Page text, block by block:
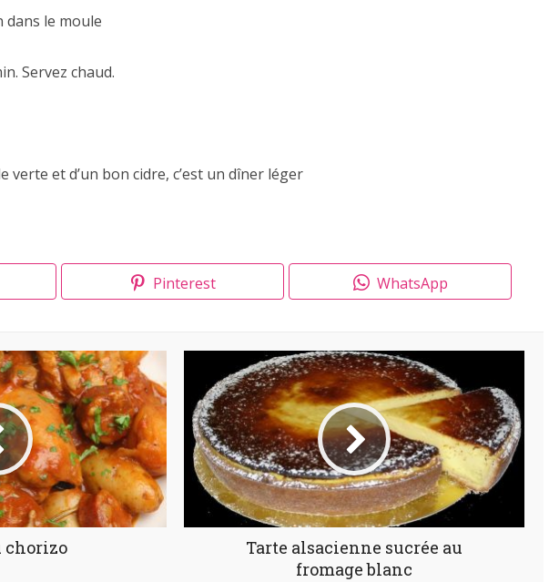
le moule
Servez chaud.
verte et d’un bon cidre, c’est un dîner léger
Pinterest WhatsApp
chorizo
Tarte alsacienne sucrée au
fromage blanc